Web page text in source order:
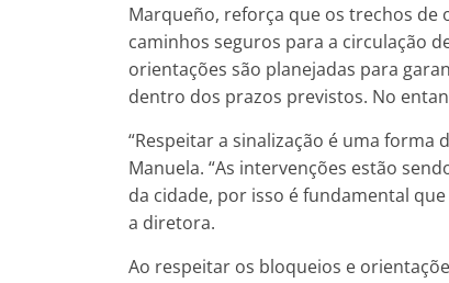
Marqueño, reforça que os trechos de
caminhos seguros para a circulação
orientações são planejadas para
dentro dos prazos previstos. No
“Respeitar a sinalização é uma
Manuela. “As intervenções estão
da cidade, por isso é fundamental
a diretora.
Ao respeitar os bloqueios e